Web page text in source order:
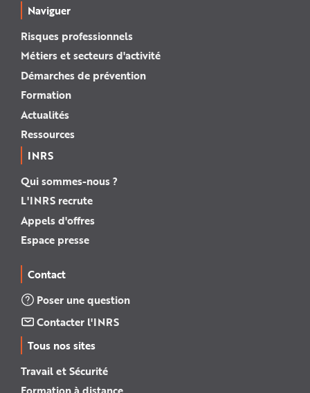
Naviguer
Risques professionnels
Métiers et secteurs d'activité
Démarches de prévention
Formation
Actualités
Ressources
INRS
Qui sommes-nous ?
L'INRS recrute
Appels d'offres
Espace presse
Contact
Poser une question
Contacter l'INRS
Tous nos sites
Travail et Sécurité